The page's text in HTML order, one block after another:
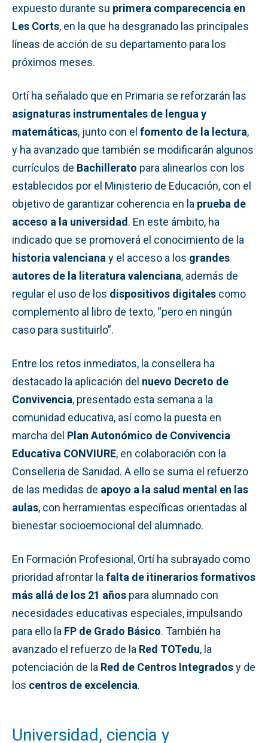
expuesto durante su primera comparecencia en
Les Corts, en la que ha desgranado las principales
líneas de acción de su departamento para los
próximos meses.
Ortí ha señalado que en Primaria se reforzarán las
asignaturas instrumentales de lengua y
matemáticas, junto con el fomento de la lectura,
y ha avanzado que también se modificarán algunos
currículos de Bachillerato para alinearlos con los
establecidos por el Ministerio de Educación, con el
objetivo de garantizar coherencia en la prueba de
acceso a la universidad. En este ámbito, ha
indicado que se promoverá el conocimiento de la
historia valenciana y el acceso a los grandes
autores de la literatura valenciana, además de
regular el uso de los dispositivos digitales como
complemento al libro de texto, “pero en ningún
caso para sustituirlo”.
Entre los retos inmediatos, la consellera ha
destacado la aplicación del nuevo Decreto de
Convivencia, presentado esta semana a la
comunidad educativa, así como la puesta en
marcha del Plan Autonómico de Convivencia
Educativa CONVIURE, en colaboración con la
Conselleria de Sanidad. A ello se suma el refuerzo
de las medidas de apoyo a la salud mental en las
aulas, con herramientas específicas orientadas al
bienestar socioemocional del alumnado.
En Formación Profesional, Ortí ha subrayado como
prioridad afrontar la falta de itinerarios formativos
más allá de los 21 años para alumnado con
necesidades educativas especiales, impulsando
para ello la FP de Grado Básico. También ha
avanzado el refuerzo de la Red TOTedu, la
potenciación de la Red de Centros Integradosy de
los centros de excelencia.
Universidad, ciencia y